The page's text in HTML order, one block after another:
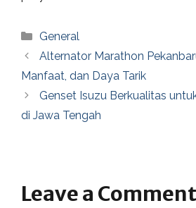
Categories
General
Alternator Marathon
Manfaat, dan Daya Tarik
Genset Isuzu Berkualitas
di Jawa Tengah
Leave a Comment